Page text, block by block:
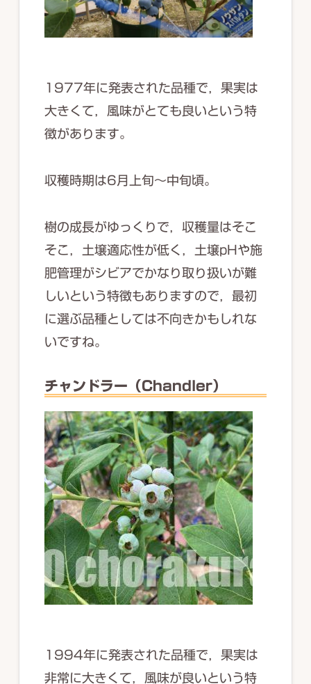
1977年に発表された品種で，果実は
大きくて，風味がとても良いという特
徴があります。
収穫時期は6月上旬～中旬頃。
樹の成長がゆっくりで，収穫量はそこ
そこ，土壌適応性が低く，土壌pHや施
肥管理がシビアでかなり取り扱いが難
しいという特徴もありますので，最初
に選ぶ品種としては不向きかもしれな
いですね。
チャンドラー（Chandler）
1994年に発表された品種で，果実は
非常に大きくて，風味が良いという特